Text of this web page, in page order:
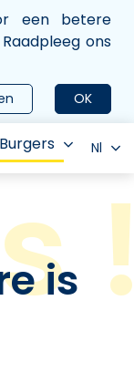
een betere
ons
OK
Burgers Nl
is